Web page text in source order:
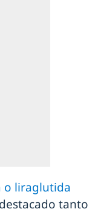
o liraglutida
tanto